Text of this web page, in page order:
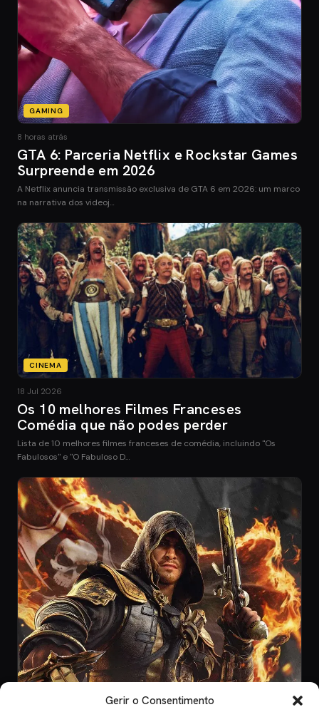
Gerir o Consentimento
GAMING
8 horas atrás
GTA 6: Parceria Netflix e Rockstar Games
Surpreende em 2026
A Netflix anuncia transmissão exclusiva de GTA 6 em 2026: um marco
na narrativa dos videoj…
CINEMA
18 Jul 2026
Os 10 melhores Filmes Franceses
Comédia que não podes perder
Lista de 10 melhores filmes franceses de comédia, incluindo "Os
Fabulosos" e "O Fabuloso D…